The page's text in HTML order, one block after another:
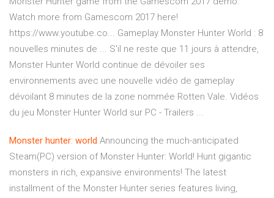
Watch more from Gamescom 2017 here!
https://www.youtube.co... Gameplay Monster Hunter World : 8
nouvelles minutes de ... S'il ne reste que 11 jours à attendre,
Monster Hunter World continue de dévoiler ses
environnements avec une nouvelle vidéo de gameplay
dévoilant 8 minutes de la zone nommée Rotten Vale. Vidéos
du jeu Monster Hunter World sur PC - Trailers ...
Monster hunter: world Announcing the much-anticipated
Steam(PC) version of Monster Hunter: World! Hunt gigantic
monsters in rich, expansive environments! The latest
installment of the Monster Hunter series features living,